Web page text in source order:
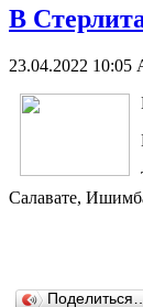
В
23.04.2022 10:05
Салавате,
Поделиться…